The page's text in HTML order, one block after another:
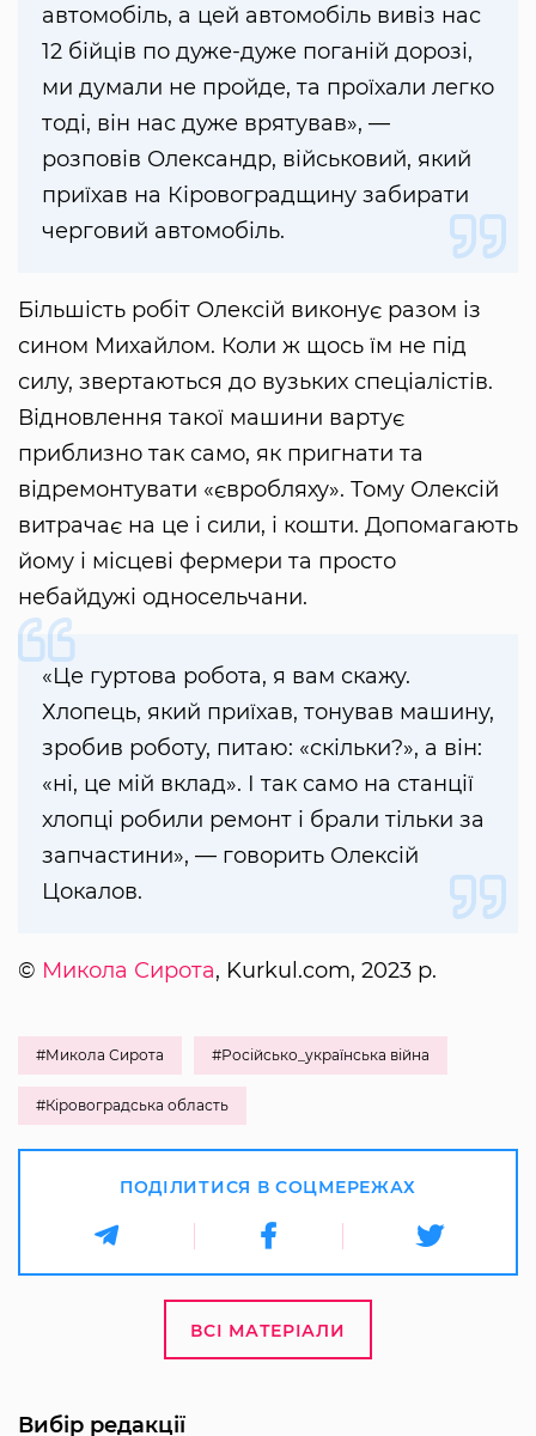
автомобіль, а цей автомобіль вивіз нас
12 бійців по дуже-дуже поганій дорозі,
ми думали не пройде, та проїхали легко
тоді, він нас дуже врятував», —
розповів Олександр, військовий, який
приїхав на Кіровоградщину забирати
черговий автомобіль.
Більшість робіт Олексій виконує разом із
сином Михайлом. Коли ж щось їм не під
силу, звертаються до вузьких спеціалістів.
Відновлення такої машини вартує
приблизно так само, як пригнати та
відремонтувати «євробляху». Тому Олексій
витрачає на це і сили, і кошти. Допомагають
йому і місцеві фермери та просто
небайдужі односельчани.
«Це гуртова робота, я вам скажу.
Хлопець, який приїхав, тонував машину,
зробив роботу, питаю: «скільки?», а він:
«ні, це мій вклад». І так само на станції
хлопці робили ремонт і брали тільки за
запчастини», — говорить Олексій
Цокалов.
© Микола Сирота, Kurkul.com, 2023 р.
#Микола Сирота #Російсько_українська війна
#Кіровоградська область
ПОДІЛИТИСЯ В СОЦМЕРЕЖАХ
ВСІ МАТЕРІАЛИ
Вибір редакції